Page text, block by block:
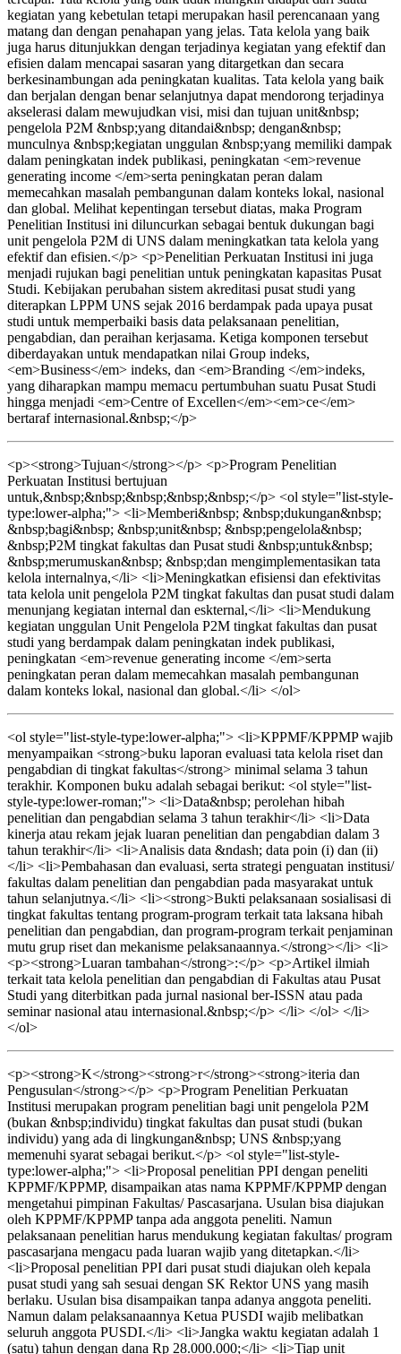
kegiatan yang kebetulan tetapi merupakan hasil perencanaan yang
matang dan dengan penahapan yang jelas. Tata kelola yang baik
juga harus ditunjukkan dengan terjadinya kegiatan yang efektif dan
efisien dalam mencapai sasaran yang ditargetkan dan secara
berkesinambungan ada peningkatan kualitas. Tata kelola yang baik
dan berjalan dengan benar selanjutnya dapat mendorong terjadinya
akselerasi dalam mewujudkan visi, misi dan tujuan unit&nbsp;
pengelola P2M &nbsp;yang ditandai&nbsp; dengan&nbsp;
munculnya &nbsp;kegiatan unggulan &nbsp;yang memiliki dampak
dalam peningkatan indek publikasi, peningkatan <em>revenue
generating income </em>serta peningkatan peran dalam
memecahkan masalah pembangunan dalam konteks lokal, nasional
dan global. Melihat kepentingan tersebut diatas, maka Program
Penelitian Institusi ini diluncurkan sebagai bentuk dukungan bagi
unit pengelola P2M di UNS dalam meningkatkan tata kelola yang
efektif dan efisien.</p> <p>Penelitian Perkuatan Institusi ini juga
menjadi rujukan bagi penelitian untuk peningkatan kapasitas Pusat
Studi. Kebijakan perubahan sistem akreditasi pusat studi yang
diterapkan LPPM UNS sejak 2016 berdampak pada upaya pusat
studi untuk memperbaiki basis data pelaksanaan penelitian,
pengabdian, dan peraihan kerjasama. Ketiga komponen tersebut
diberdayakan untuk mendapatkan nilai Group indeks,
<em>Business</em> indeks, dan <em>Branding </em>indeks,
yang diharapkan mampu memacu pertumbuhan suatu Pusat Studi
hingga menjadi <em>Centre of Excellen</em><em>ce</em>
bertaraf internasional.&nbsp;</p>
<p><strong>Tujuan</strong></p> <p>Program Penelitian
Perkuatan Institusi bertujuan
untuk,&nbsp;&nbsp;&nbsp;&nbsp;&nbsp;</p> <ol style="list-style-
type:lower-alpha;"> <li>Memberi&nbsp; &nbsp;dukungan&nbsp;
&nbsp;bagi&nbsp; &nbsp;unit&nbsp; &nbsp;pengelola&nbsp;
&nbsp;P2M tingkat fakultas dan Pusat studi &nbsp;untuk&nbsp;
&nbsp;merumuskan&nbsp; &nbsp;dan mengimplementasikan tata
kelola internalnya,</li> <li>Meningkatkan efisiensi dan efektivitas
tata kelola unit pengelola P2M tingkat fakultas dan pusat studi dalam
menunjang kegiatan internal dan eskternal,</li> <li>Mendukung
kegiatan unggulan Unit Pengelola P2M tingkat fakultas dan pusat
studi yang berdampak dalam peningkatan indek publikasi,
peningkatan <em>revenue generating income </em>serta
peningkatan peran dalam memecahkan masalah pembangunan
dalam konteks lokal, nasional dan global.</li> </ol>
<ol style="list-style-type:lower-alpha;"> <li>KPPMF/KPPMP wajib
menyampaikan <strong>buku laporan evaluasi tata kelola riset dan
pengabdian di tingkat fakultas</strong> minimal selama 3 tahun
terakhir. Komponen buku adalah sebagai berikut: <ol style="list-
style-type:lower-roman;"> <li>Data&nbsp; perolehan hibah
penelitian dan pengabdian selama 3 tahun terakhir</li> <li>Data
kinerja atau rekam jejak luaran penelitian dan pengabdian dalam 3
tahun terakhir</li> <li>Analisis data &ndash; data poin (i) dan (ii)
</li> <li>Pembahasan dan evaluasi, serta strategi penguatan institusi/
fakultas dalam penelitian dan pengabdian pada masyarakat untuk
tahun selanjutnya.</li> <li><strong>Bukti pelaksanaan sosialisasi di
tingkat fakultas tentang program-program terkait tata laksana hibah
penelitian dan pengabdian, dan program-program terkait penjaminan
mutu grup riset dan mekanisme pelaksanaannya.</strong></li> <li>
<p><strong>Luaran tambahan</strong>:</p> <p>Artikel ilmiah
terkait tata kelola penelitian dan pengabdian di Fakultas atau Pusat
Studi yang diterbitkan pada jurnal nasional ber-ISSN atau pada
seminar nasional atau internasional.&nbsp;</p> </li> </ol> </li>
</ol>
<p><strong>K</strong><strong>r</strong><strong>iteria dan
Pengusulan</strong></p> <p>Program Penelitian Perkuatan
Institusi merupakan program penelitian bagi unit pengelola P2M
(bukan &nbsp;individu) tingkat fakultas dan pusat studi (bukan
individu) yang ada di lingkungan&nbsp; UNS &nbsp;yang
memenuhi syarat sebagai berikut.</p> <ol style="list-style-
type:lower-alpha;"> <li>Proposal penelitian PPI dengan peneliti
KPPMF/KPPMP, disampaikan atas nama KPPMF/KPPMP dengan
mengetahui pimpinan Fakultas/ Pascasarjana. Usulan bisa diajukan
oleh KPPMF/KPPMP tanpa ada anggota peneliti. Namun
pelaksanaan penelitian harus mendukung kegiatan fakultas/ program
pascasarjana mengacu pada luaran wajib yang ditetapkan.</li>
<li>Proposal penelitian PPI dari pusat studi diajukan oleh kepala
pusat studi yang sah sesuai dengan SK Rektor UNS yang masih
berlaku. Usulan bisa disampaikan tanpa adanya anggota peneliti.
Namun dalam pelaksanaannya Ketua PUSDI wajib melibatkan
seluruh anggota PUSDI.</li> <li>Jangka waktu kegiatan adalah 1
(satu) tahun dengan dana Rp 28.000.000;</li> <li>Tiap unit